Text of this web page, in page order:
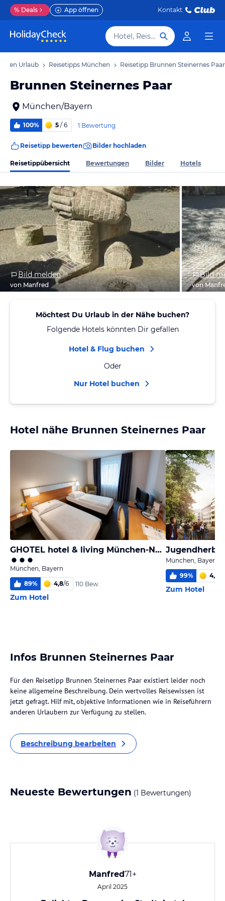
% Deals App öffnen Kontakt
Hotel, Reiseziel
Urlaub Reisetipps München Reisetipp Brunnen Steinernes Paar
Brunnen Steinernes Paar
München/Bayern
100% 5 / 6 1 Bewertung
Reisetipp bewerten Bilder hochladen
Reisetippübersicht Bewertungen Bilder Hotels
Bild melden
von Manfred
Bild
von
Möchtest Du Urlaub in der Nähe buchen?
Folgende Hotels könnten Dir gefallen
Hotel & Flug buchen
Oder
Nur Hotel buchen
Hotel nähe Brunnen Steinernes Paar
GHOTEL hotel & living München-Nymphenburg
München, Bayern
89% 4,8/6 110 Bew.
Zum Hotel
München, Bayern
99% 4,8
Zum Hotel
Infos Brunnen Steinernes Paar
Für den Reisetipp Brunnen Steinernes Paar existiert leider noch
keine allgemeine Beschreibung. Dein wertvolles Reisewissen ist
jetzt gefragt. Hilf mit, objektive Informationen wie in Reiseführern
anderen Urlaubern zur Verfügung zu stellen.
Beschreibung bearbeiten
Neueste Bewertungen (1 Bewertungen)
Manfred71+
April 2025